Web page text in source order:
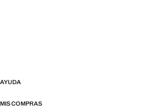
AYUDA
MIS COMPRAS